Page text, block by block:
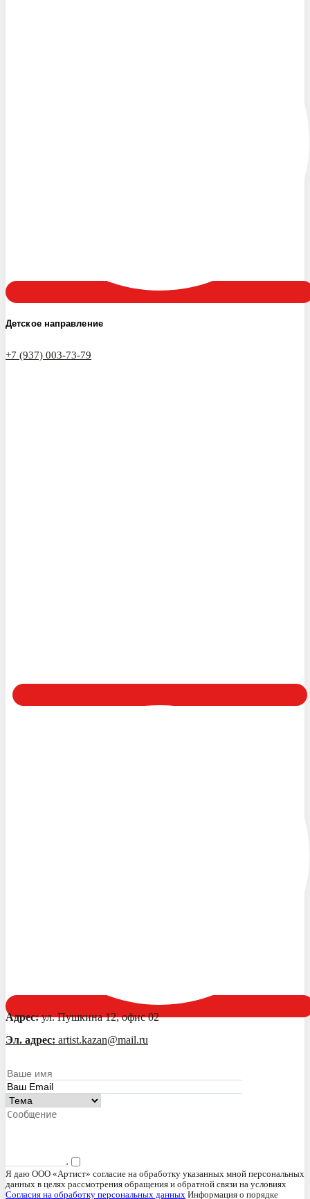
Детское направление
+7 (937) 003-73-79
Адрес:ул. Пушкина 12, офис 02
Эл. адрес: artist.kazan@mail.ru
Я даю ООО «Артист» согласие на обработку указанных мной персональных
данных в целях рассмотрения обращения и обратной связи на условиях
Согласия на обработку персональных данных Информация о порядке